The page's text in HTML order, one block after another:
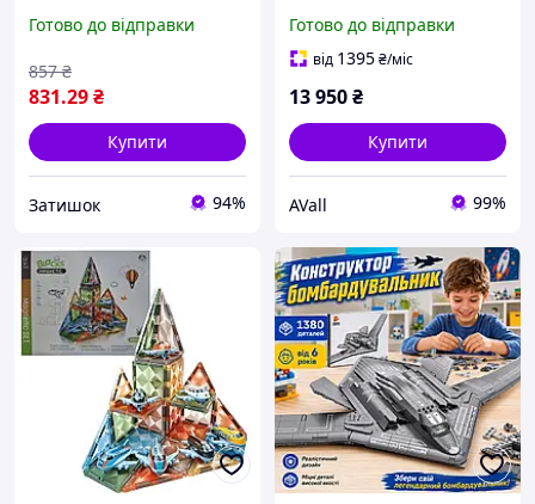
Готово до відправки
831.29₴
857 ₴
Купити
Затишок 94%
Готово до відправки
від 1395₴/міс
13 950₴
Купити
AVall 99%